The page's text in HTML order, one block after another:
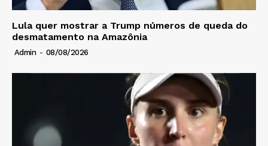
Lula quer mostrar a Trump números de queda do
desmatamento na Amazônia
Admin - 08/08/2026